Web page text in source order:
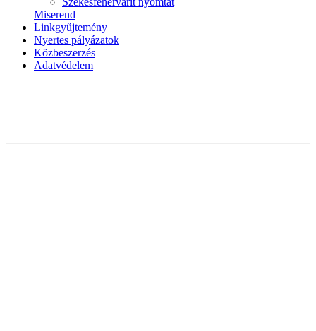
Miserend
Linkgyűjtemény
Nyertes pályázatok
Közbeszerzés
Adatvédelem